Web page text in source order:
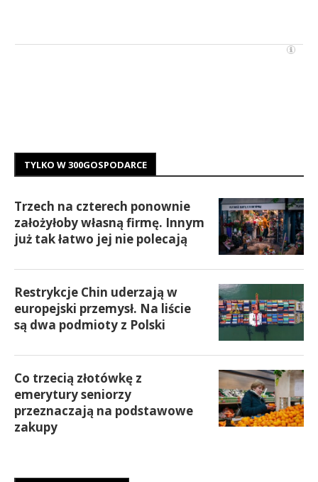
TYLKO W 300GOSPODARCE
Trzech na czterech ponownie
założyłoby własną firmę. Innym
już tak łatwo jej nie polecają
Restrykcje Chin uderzają w
europejski przemysł. Na liście
są dwa podmioty z Polski
Co trzecią złotówkę z
emerytury seniorzy
przeznaczają na podstawowe
zakupy